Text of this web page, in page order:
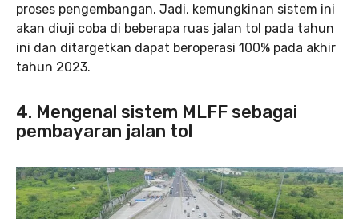
proses pengembangan. Jadi, kemungkinan sistem ini
akan diuji coba di beberapa ruas jalan tol pada tahun
ini dan ditargetkan dapat beroperasi 100% pada akhir
tahun 2023.
4. Mengenal sistem MLFF sebagai
pembayaran jalan tol